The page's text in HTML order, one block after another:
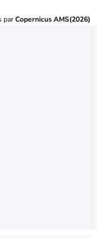
parCopernicus AMS(2026)